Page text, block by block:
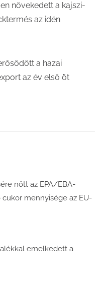
növekedett a kajszi-
az idén
a hazai
az év első öt
nőtt az EPA/EBA-
mennyisége az EU-
emelkedett a